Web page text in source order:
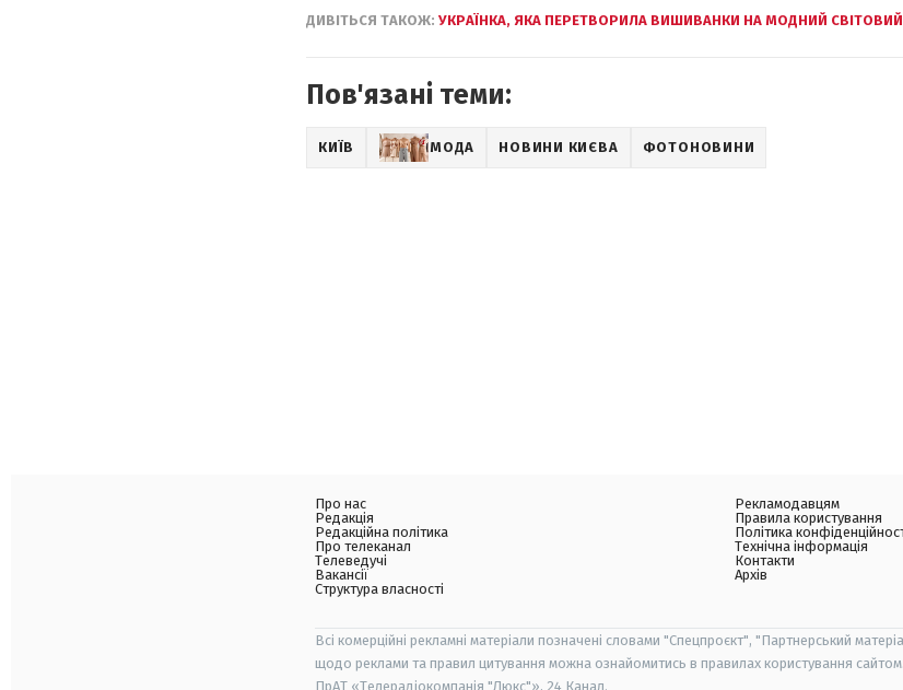
ДИВІТЬСЯ ТАКОЖ: УКРАЇНКА, ЯКА ПЕРЕТВОРИЛА ВИШИВАНКИ НА МОДНИЙ
Пов'язані теми:
КИЇВ МОДА НОВИНИ КИЄВА ФОТОНОВИНИ
Про нас
Редакція
Редакційна політика
Про телеканал
Телеведучі
Вакансії
Структура власності
Рекламодавцям
Правила користування
Політика
Технічна інформація
Контакти
Архів
Всі комерційні рекламні матеріали позначені словами "Спецпроєкт", "Партнерський
щодо реклами та правил цитування можна ознайомитись в правилах користування
ПрАТ «Телерадіокомпанія "Люкс"», 24 Канал.